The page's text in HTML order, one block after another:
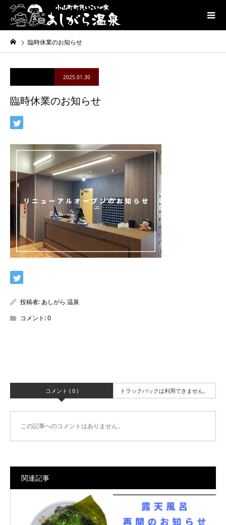
臨時休業のお知らせ
2025.01.30
臨時休業のお知らせ
投稿者:あしがら 温泉
コメント:0
コメント ( 0 ) トラックバックは利用できません。
この記事へのコメントはありません。
関連記事